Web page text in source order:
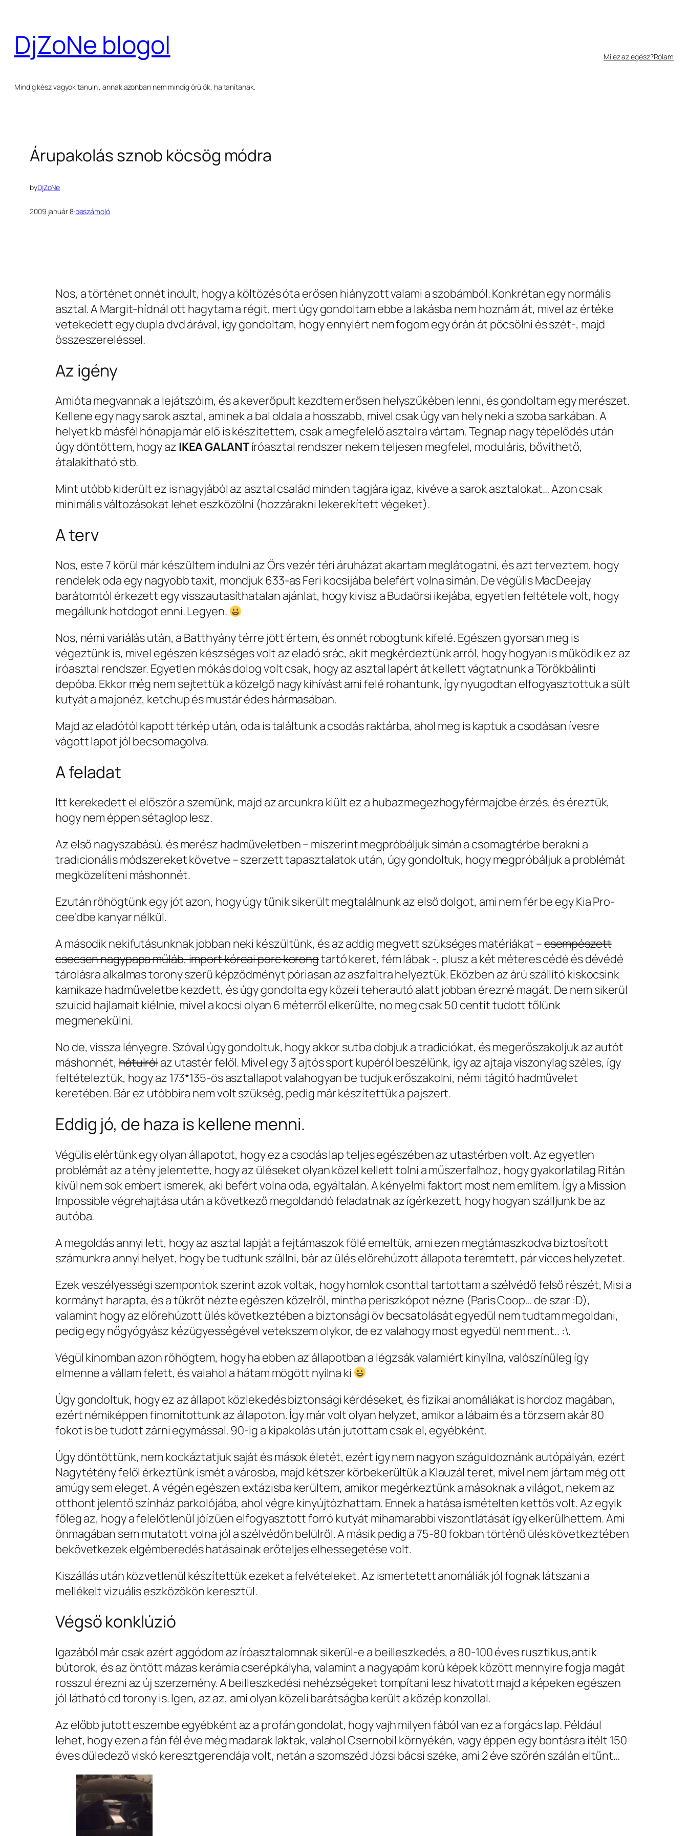
tartalomhoz
DjZoNe blogol
Mindig kész vagyok tanulni, annak azonban nem mindig örülök, ha tanítanak.
Mi ez az egész?Rólam
Árupakolás sznob köcsög módra
byDjZoNe
2009 január 8·beszámoló
Nos, a történet onnét indult, hogy a költözés óta erősen hiányzott valami a szobámból. Konkrétan egy normális
asztal. A Margit-hídnál ott hagytam a régit, mert úgy gondoltam ebbe a lakásba nem hoznám át, mivel az értéke
vetekedett egy dupla dvd árával, így gondoltam, hogy ennyiért nem fogom egy órán át pöcsölni és szét-, majd
összeszereléssel.
Az igény
Amióta megvannak a lejátszóim, és a keverőpult kezdtem erősen helyszűkében lenni, és gondoltam egy merészet.
Kellene egy nagy sarok asztal, aminek a bal oldala a hosszabb, mivel csak úgy van hely neki a szoba sarkában. A
helyet kb másfél hónapja már elő is készítettem, csak a megfelelő asztalra vártam. Tegnap nagy tépelődés után
úgy döntöttem, hogy az IKEA GALANTíróasztal rendszer nekem teljesen megfelel, moduláris, bővíthető,
átalakítható stb.
Mint utóbb kiderült ez is nagyjából az asztal család minden tagjára igaz, kivéve a sarok asztalokat… Azon csak
minimális változásokat lehet eszközölni (hozzárakni lekerekített végeket).
A terv
Nos, este 7 körül már készültem indulni az Örs vezér téri áruházat akartam meglátogatni, és azt terveztem, hogy
rendelek oda egy nagyobb taxit, mondjuk 633-as Feri kocsijába belefért volna simán. De végülis MacDeejay
barátomtól érkezett egy visszautasíthatalan ajánlat, hogy kivisz a Budaörsi ikejába, egyetlen feltétele volt, hogy
megállunk hotdogot enni. Legyen.
Nos, némi variálás után, a Batthyány térre jött értem, és onnét robogtunk kifelé. Egészen gyorsan meg is
végeztünk is, mivel egészen készséges volt az eladó srác, akit megkérdeztünk arról, hogy hogyan is működik ez az
íróasztal rendszer. Egyetlen mókás dolog volt csak, hogy az asztal lapért át kellett vágtatnunk a Törökbálinti
depóba. Ekkor még nem sejtettük a közelgő nagy kihívást ami felé rohantunk, így nyugodtan elfogyasztottuk a sült
kutyát a majonéz, ketchup és mustár édes hármasában.
Majd az eladótól kapott térkép után, oda is találtunk a csodás raktárba, ahol meg is kaptuk a csodásan ívesre
vágott lapot jól becsomagolva.
A feladat
Itt kerekedett el először a szemünk, majd az arcunkra kiült ez a hubazmegezhogyférmajdbe érzés, és éreztük,
hogy nem éppen sétaglop lesz.
Az első nagyszabású, és merész hadműveletben – miszerint megpróbáljuk simán a csomagtérbe berakni a
tradicionális módszereket követve – szerzett tapasztalatok után, úgy gondoltuk, hogy megpróbáljuk a problémát
megközelíteni máshonnét.
Ezután röhögtünk egy jót azon, hogy úgy tűnik sikerült megtalálnunk az első dolgot, ami nem fér be egy Kia Pro-
cee’dbe kanyar nélkül.
A második nekifutásunknak jobban neki készültünk, és az addig megvett szükséges matériákat –csempészett
csecsen nagypapa műláb, import kóreai porc korongtartó keret, fém lábak -, plusz a két méteres cédé és dévédé
tárolásra alkalmas torony szerű képződményt póriasan az aszfaltra helyeztük. Eközben az árú szállító kiskocsink
kamikaze hadműveletbe kezdett, és úgy gondolta egy közeli teherautó alatt jobban érezné magát. De nem sikerül
szuicid hajlamait kiélnie, mivel a kocsi olyan 6 méterről elkerülte, no meg csak 50 centit tudott tőlünk
megmenekülni.
No de, vissza lényegre. Szóval úgy gondoltuk, hogy akkor sutba dobjuk a tradíciókat, és megerőszakoljuk az autót
máshonnét, hátulrólaz utastér felől. Mivel egy 3 ajtós sport kupéról beszélünk, így az ajtaja viszonylag széles, így
feltételeztük, hogy az 173*135-ös asztallapot valahogyan be tudjuk erőszakolni, némi tágító hadművelet
keretében. Bár ez utóbbira nem volt szükség, pedig már készítettük a pajszert.
Eddig jó, de haza is kellene menni.
Végülis elértünk egy olyan állapotot, hogy ez a csodás lap teljes egészében az utastérben volt. Az egyetlen
problémát az a tény jelentette, hogy az üléseket olyan közel kellett tolni a műszerfalhoz, hogy gyakorlatilag Ritán
kívül nem sok embert ismerek, aki befért volna oda, egyáltalán. A kényelmi faktort most nem említem. Így a Mission
Impossible végrehajtása után a következő megoldandó feladatnak az ígérkezett, hogy hogyan szálljunk be az
autóba.
A megoldás annyi lett, hogy az asztal lapját a fejtámaszok fölé emeltük, ami ezen megtámaszkodva biztosított
számunkra annyi helyet, hogy be tudtunk szállni, bár az ülés előrehúzott állapota teremtett, pár vicces helyzetet.
Ezek veszélyességi szempontok szerint azok voltak, hogy homlok csonttal tartottam a szélvédő felső részét, Misi a
kormányt harapta, és a tükröt nézte egészen közelről, mintha periszkópot nézne (Paris Coop… de szar :D),
valamint hogy az előrehúzott ülés következtében a biztonsági öv becsatolását egyedül nem tudtam megoldani,
pedig egy nőgyógyász kézügyességével vetekszem olykor, de ez valahogy most egyedül nem ment.. :\.
Végül kínomban azon röhögtem, hogy ha ebben az állapotban a légzsák valamiért kinyílna, valószínűleg így
elmenne a vállam felett, és valahol a hátam mögött nyílna ki
Úgy gondoltuk, hogy ez az állapot közlekedés biztonsági kérdéseket, és fizikai anomáliákat is hordoz magában,
ezért némiképpen finomítottunk az állapoton. Így már volt olyan helyzet, amikor a lábaim és a törzsem akár 80
fokot is be tudott zárni egymással. 90-ig a kipakolás után jutottam csak el, egyébként.
Úgy döntöttünk, nem kockáztatjuk saját és mások életét, ezért így nem nagyon száguldoznánk autópályán, ezért
Nagytétény felől érkeztünk ismét a városba, majd kétszer körbekerültük a Klauzál teret, mivel nem jártam még ott
amúgy sem eleget. A végén egészen extázisba kerültem, amikor megérkeztünk a másoknak a világot, nekem az
otthont jelentő színház parkolójába, ahol végre kinyújtózhattam. Ennek a hatása ismételten kettős volt. Az egyik
főleg az, hogy a felelőtlenül jóízűen elfogyasztott forró kutyát mihamarabbi viszontlátását így elkerülhettem. Ami
önmagában sem mutatott volna jól a szélvédőn belülről. A másik pedig a 75-80 fokban történő ülés következtében
bekövetkezek elgémberedés hatásainak erőteljes elhessegetése volt.
Kiszállás után közvetlenül készítettük ezeket a felvételeket. Az ismertetett anomáliák jól fognak látszani a
mellékelt vizuális eszközökön keresztül.
Végső konklúzió
Igazából már csak azért aggódom az íróasztalomnak sikerül-e a beilleszkedés, a 80-100 éves rusztikus,antik
bútorok, és az öntött mázas kerámia cserépkályha, valamint a nagyapám korú képek között mennyire fogja magát
rosszul érezni az új szerzemény. A beilleszkedési nehézségeket tompítani lesz hivatott majd a képeken egészen
jól látható cd torony is. Igen, az az, ami olyan közeli barátságba került a közép konzollal.
Az előbb jutott eszembe egyébként az a profán gondolat, hogy vajh milyen fából van ez a forgács lap. Például
lehet, hogy ezen a fán fél éve még madarak laktak, valahol Csernobil környékén, vagy éppen egy bontásra ítélt 150
éves düledező viskó keresztgerendája volt, netán a szomszéd Józsi bácsi széke, ami 2 éve szőrén szálán eltűnt…